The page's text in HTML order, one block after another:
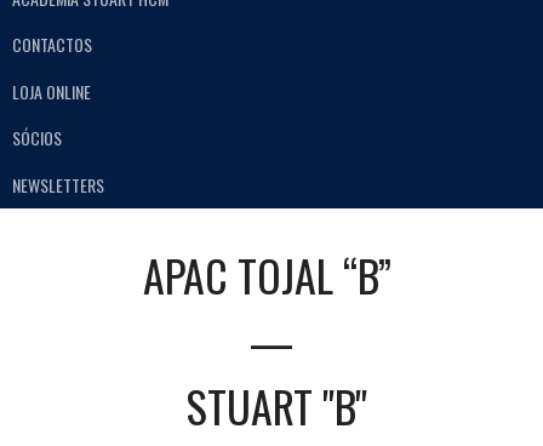
CONTACTOS
LOJA ONLINE
SÓCIOS
NEWSLETTERS
APAC TOJAL “B”
—
STUART "B"